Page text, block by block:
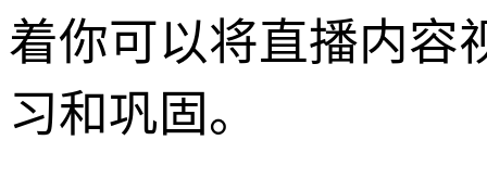
着你可以将直播内容
习和巩固。